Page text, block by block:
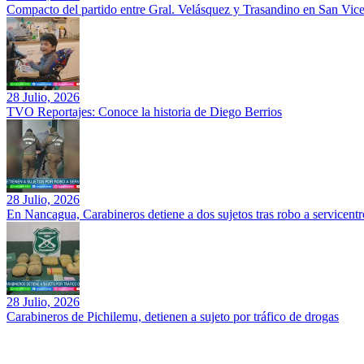
Compacto del partido entre Gral. Velásquez y Trasandino en San
28 Julio, 2026
TVO Reportajes: Conoce la historia de Diego Berrios
28 Julio, 2026
En Nancagua, Carabineros detiene a dos sujetos tras robo a
28 Julio, 2026
Carabineros de Pichilemu, detienen a sujeto por tráfico de drogas